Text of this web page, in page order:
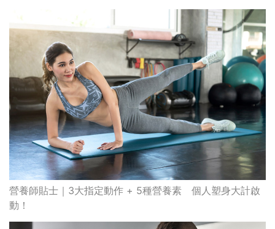
營養師貼士｜3大指定動作 + 5種營養素 個人塑身大計啟
動！